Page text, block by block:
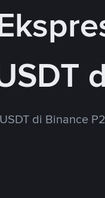
di Binance